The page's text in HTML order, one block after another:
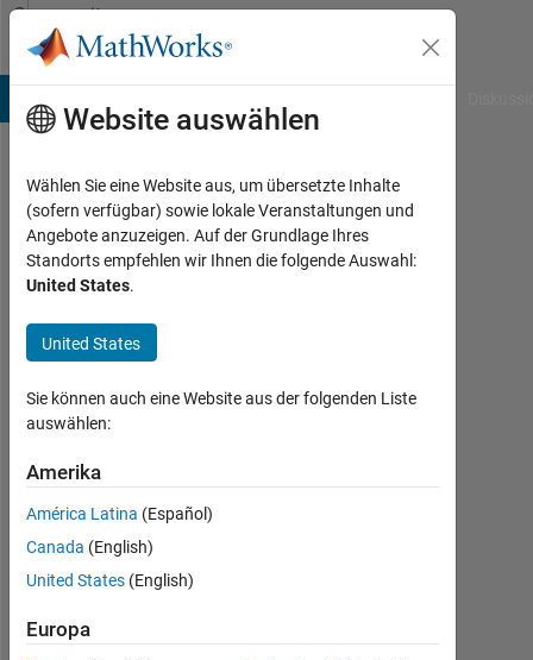
Weiter zum Inhalt
Community
Profile
Nikhilesh
MathWorks
Last
seen:
als
ein
vor
seit
2022
Followers:
Website auswählen
Wählen Sie eine Website aus, um übersetzte Inhalte
(sofern verfügbar) sowie lokale Veranstaltungen und
Angebote anzuzeigen. Auf der Grundlage Ihres
Standorts empfehlen wir Ihnen die folgende Auswahl:
United States.
United States
Sie können auch eine Website aus der folgenden Liste
auswählen:
Amerika
América Latina (Español)
Canada (English)
United States (English)
Europa